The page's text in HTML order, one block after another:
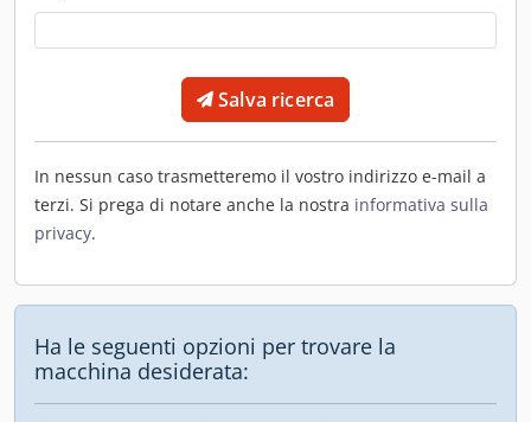
Salva ricerca
In nessun caso trasmetteremo il vostro indirizzo e-mail a
terzi. Si prega di notare anche la nostra informativa sulla
privacy.
Ha le seguenti opzioni per trovare la
macchina desiderata: